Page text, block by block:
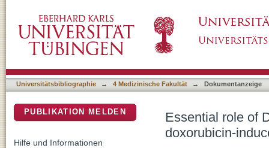
glomerular injury in mice
Universitätsbibliographie → 4 Medizinische Fakultät → Dokumentanzeige
Essential role of
doxorubicin-
PUBLIKATION MELDEN
Hilfe und Informationen